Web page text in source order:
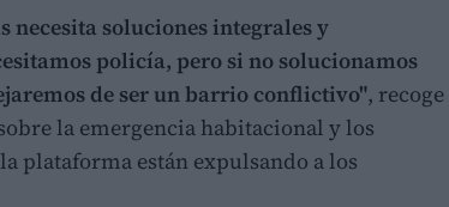
necesita soluciones integrales y
policía, pero si no solucionamos
de ser un barrio conflictivo", recoge
la emergencia habitacional y los
plataforma están expulsando a los